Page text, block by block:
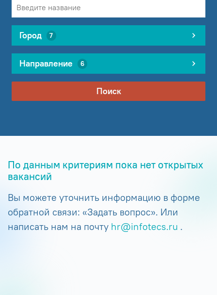
Город 7
Направление 6
Поиск
По данным критериям пока нет открытых
вакансий
Вы можете уточнить информацию в форме
обратной связи: «Задать вопрос». Или
написать нам на почту hr@infotecs.ru .